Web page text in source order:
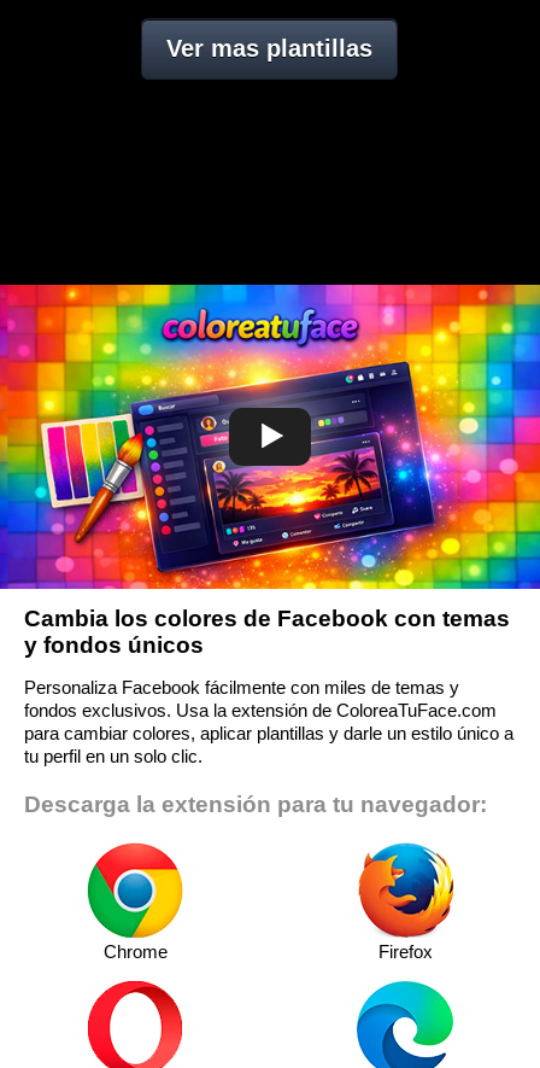
Ver mas plantillas
Cambia los colores de Facebook con temas
y fondos únicos
Personaliza Facebook fácilmente con miles de temas y
fondos exclusivos. Usa la extensión de ColoreaTuFace.com
para cambiar colores, aplicar plantillas y darle un estilo único a
tu perfil en un solo clic.
Descarga la extensión para tu navegador:
Chrome Firefox